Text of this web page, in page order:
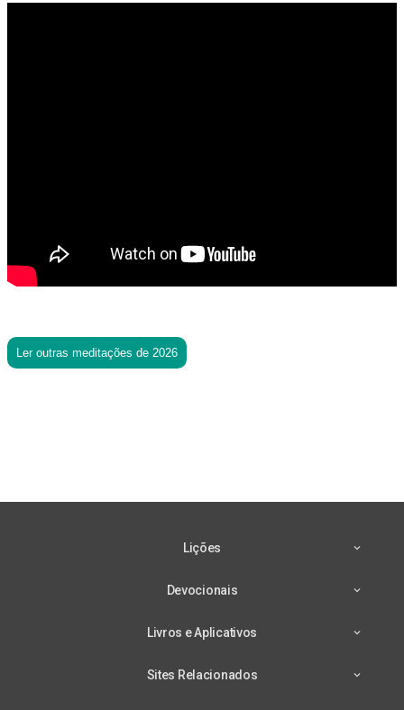
Ler outras meditações de 2026
Lições
Devocionais
Livros e Aplicativos
Sites Relacionados